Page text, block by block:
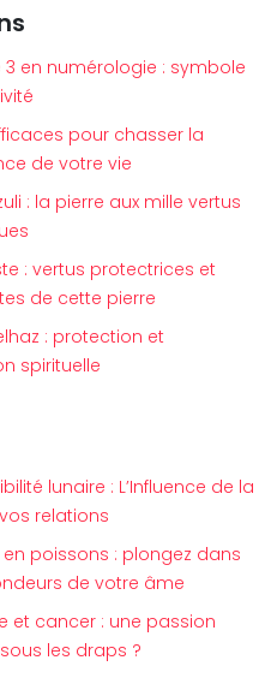
3 en numérologie : symbole
pour chasser la
de votre vie
: la pierre aux mille vertus
: vertus protectrices et
de cette pierre
: protection et
spirituelle
lunaire : L’Influence de la
relations
en poissons : plongez dans
de votre âme
et cancer : une passion
les draps ?